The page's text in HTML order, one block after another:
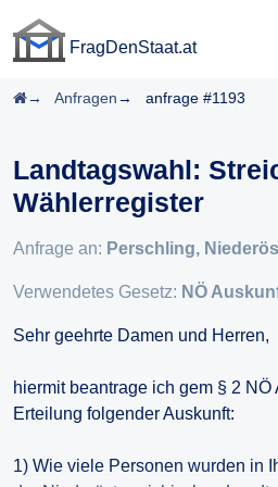
FragDenStaat.at
Startseite
Anfragen anfrage #1193
Landtagswahl:
Wählerregister
Anfrage an: Perschling,
Verwendetes Gesetz: NÖ
Sehr geehrte Damen und Herren,
hiermit beantrage ich gem § 2
Erteilung folgender Auskunft:
1) Wie viele Personen wurden in